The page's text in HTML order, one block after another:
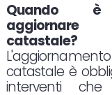
Quando è
catastale?
catastale è
interventi